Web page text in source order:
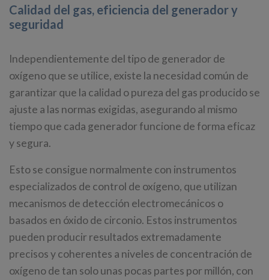
Calidad del gas, eficiencia del generador y
seguridad
Independientemente del tipo de generador de
oxígeno que se utilice, existe la necesidad común de
garantizar que la calidad o pureza del gas producido se
ajuste a las normas exigidas, asegurando al mismo
tiempo que cada generador funcione de forma eficaz
y segura.
Esto se consigue normalmente con instrumentos
especializados de control de oxígeno, que utilizan
mecanismos de detección electromecánicos o
basados en óxido de circonio. Estos instrumentos
pueden producir resultados extremadamente
precisos y coherentes a niveles de concentración de
oxígeno de tan solo unas pocas partes por millón, con